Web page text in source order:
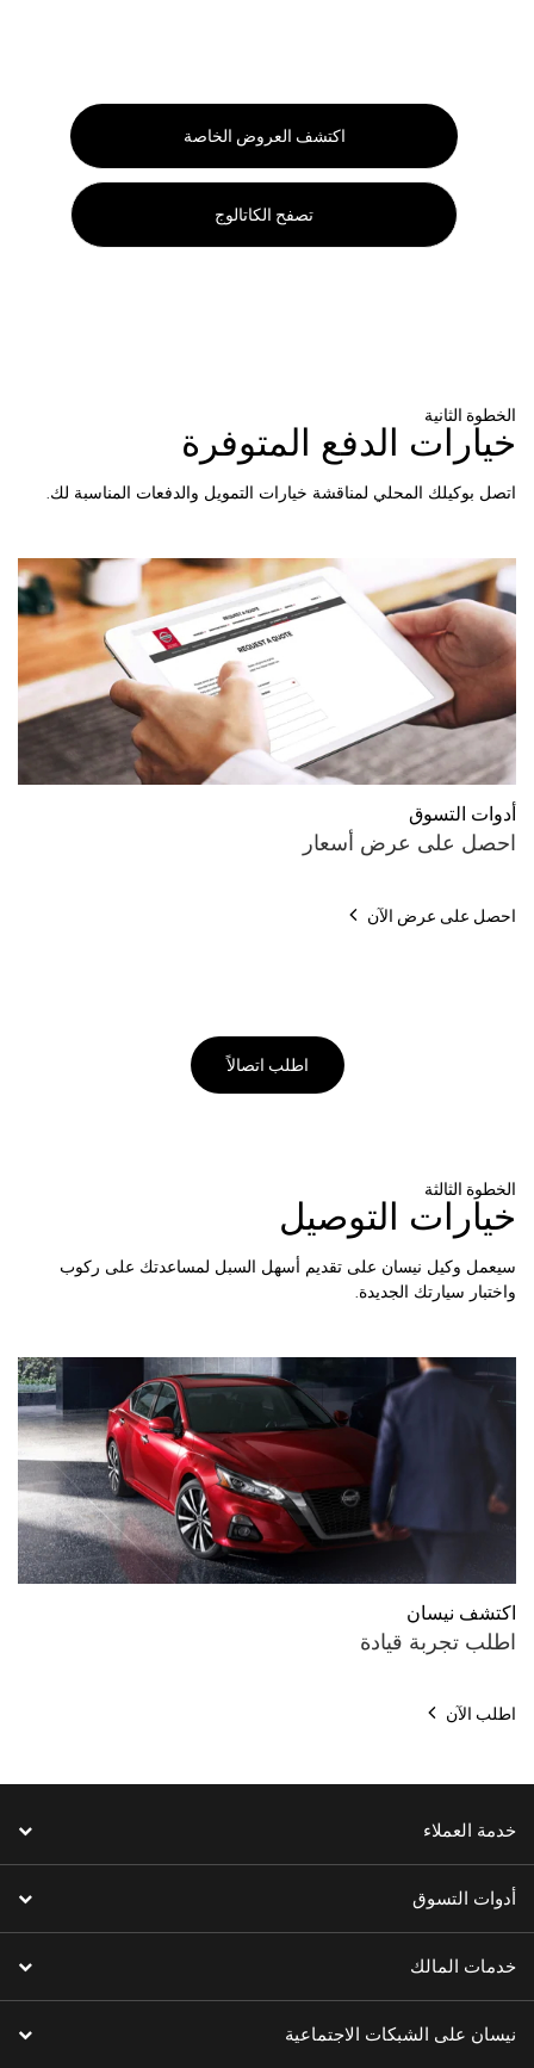
اكتشف العروض الخاصة
تصفح الكاتالوج
الخطوة الثانية
خيارات الدفع المتوفرة
اتصل بوكيلك المحلي لمناقشة خيارات التمويل والدفعات المناسبة لك.
أدوات التسوق
احصل على عرض أسعار
احصل على عرض الآن
اطلب اتصالاً
الخطوة الثالثة
خيارات التوصيل
سيعمل وكيل نيسان على تقديم أسهل السبل لمساعدتك على ركوب
واختبار سيارتك الجديدة.
اكتشف نيسان
اطلب تجربة قيادة
اطلب الآن
خدمة العملاء
أدوات التسوق
خدمات المالك
نيسان على الشبكات الاجتماعية